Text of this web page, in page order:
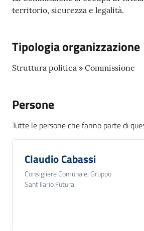
p
o
P
A
gli
Seguici
territorio, sicurezza e legalità.
Tipologia organizzazione
Struttura politica » Commissione
Persone
Tutte le persone che fanno parte di
Claudio Cabassi
Consigliere Comunale, Gruppo
Sant'Ilario Futura